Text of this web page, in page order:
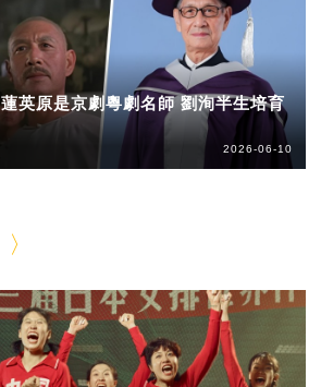
英原是京劇粵劇名師 劉洵半生培育
2026-06-10